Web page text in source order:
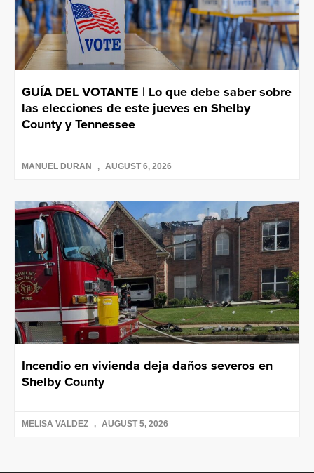
GUÍA DEL VOTANTE | Lo que debe saber sobre
las elecciones de este jueves en Shelby
County y Tennessee
MANUEL DURAN AUGUST 6, 2026
Incendio en vivienda deja daños severos en
Shelby County
MELISA VALDEZ AUGUST 5, 2026